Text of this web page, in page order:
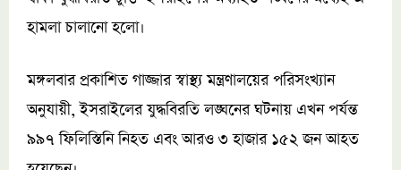
হামলা চালানো হলো।
মঙ্গলবার প্রকাশিত গাজ্জার স্বাস্থ্য মন্ত্রণালয়ের পরিসংখ্যান
অনুযায়ী, ইসরাইলের যুদ্ধবিরতি লঙ্ঘনের ঘটনায় এখন পর্যন্ত
৯৯৭ ফিলিস্তিনি নিহত এবং আরও ৩ হাজার ১৫২ জন আহত